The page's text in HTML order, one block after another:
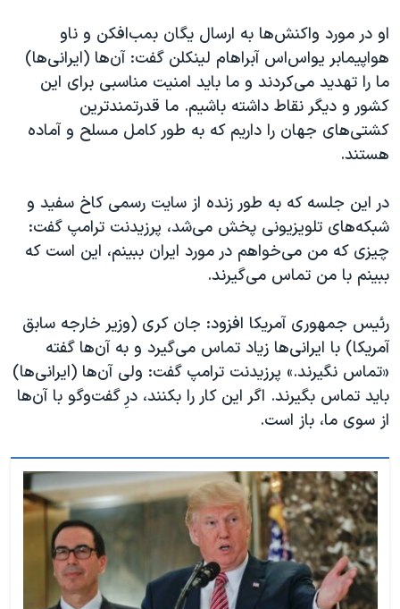
صفحه‌های ویژه
سفر پرزیدنت ترامپ به چین
او در مورد واکنش‌ها به ارسال یگان بمب‌افکن و ناو
هواپیمابر یو‌اس‌اس آبراهام لینکلن گفت: آن‌ها (ایرانی‌ها)
ما را تهدید می‌کردند و ما باید امنیت مناسبی برای این
کشور و دیگر نقاط داشته باشیم. ما قدرتمندترین
کشتی‌های جهان را داریم که به طور کامل مسلح و آماده
هستند.
در این جلسه که به طور زنده از سایت رسمی کاخ سفید و
شبکه‌های تلویزیونی پخش می‌شد، پرزیدنت ترامپ گفت:‌
چیزی که من می‌خواهم در مورد ایران ببینم، این است که
ببینم با من تماس می‌گیرند.
رئیس جمهوری آمریکا افزود: جان کری (وزیر خارجه سابق
آمریکا) با ایرانی‌ها زیاد تماس می‌گیرد و به آن‌ها گفته
«تماس نگیرند.» پرزیدنت ترامپ گفت: ولی آن‌ها (ایرانی‌ها)
باید تماس بگیرند. اگر این کار را بکنند، درِ گفت‌وگو با آن‌ها
از سوی ما، باز است.